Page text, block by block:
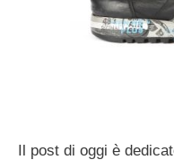
Il post di oggi è